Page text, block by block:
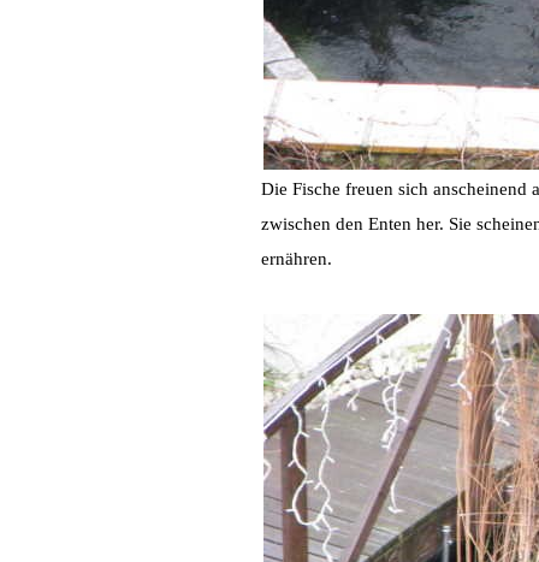
Die Fische freuen sich anscheinend
zwischen den Enten her. Sie
ernähren.